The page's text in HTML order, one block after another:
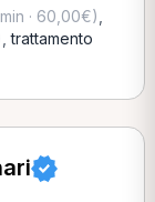
· 60,00€)
,trattamento